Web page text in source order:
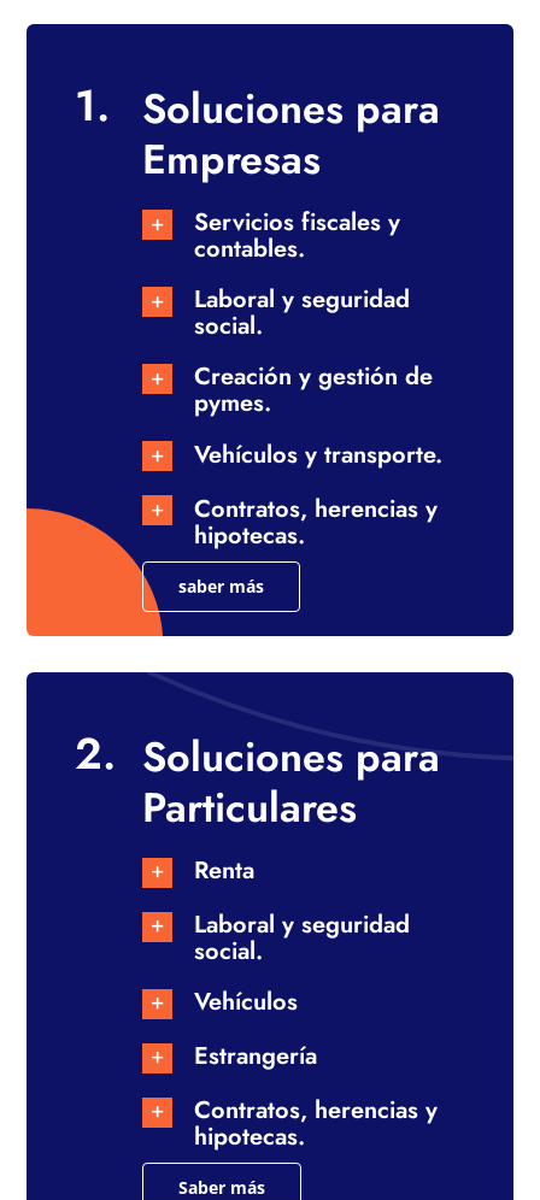
1.
Soluciones para
Empresas
Servicios fiscales y
contables.
Laboral y seguridad
social.
Creación y gestión de
pymes.
Vehículos y transporte.
Contratos, herencias y
hipotecas.
saber más
2. Soluciones para
Particulares
Renta
Laboral y seguridad
social.
Vehículos
Estrangería
Contratos, herencias y
hipotecas.
Saber más